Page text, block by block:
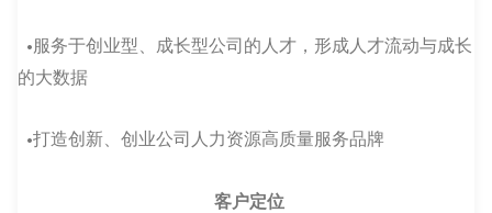
•服务于创业型、成长型公司的人才，形成人才流动与成长
的大数据
•打造创新、创业公司人力资源高质量服务品牌
客户定位